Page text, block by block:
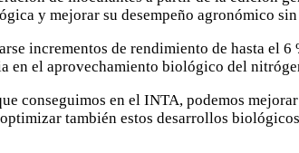
y mejorar su desempeño agronómico
incrementos de rendimiento de hasta el
en el aprovechamiento biológico del
conseguimos en el INTA, podemos
también estos desarrollos